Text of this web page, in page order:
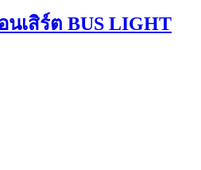
เสิร์ต BUS LIGHT